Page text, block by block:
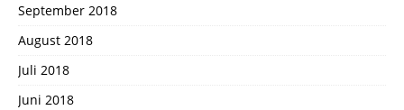
September 2018
August 2018
Juli 2018
Juni 2018